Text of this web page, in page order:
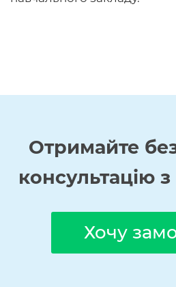
Отримайте
консультацію
Хочу